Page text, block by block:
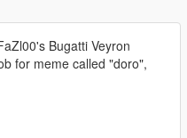
Bugatti Veyron
for meme called "doro",